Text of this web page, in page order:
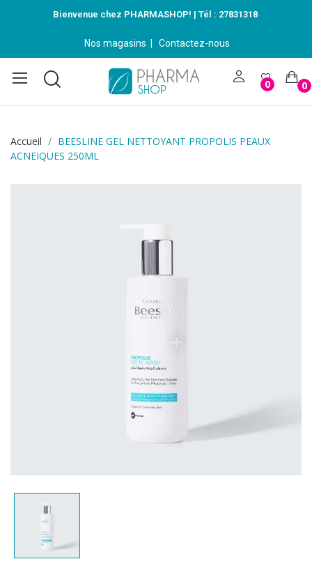
Bienvenue chez PHARMASHOP! | Tél : 27831318
Nos magasins Contactez-nous
0 0
Accueil
BEESLINE GEL NETTOYANT PROPOLIS PEAUX
ACNEIQUES 250ML